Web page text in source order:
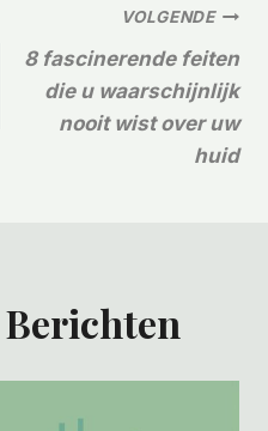
VOLGENDE
8 fascinerende feiten
die u waarschijnlijk
nooit wist over uw
huid